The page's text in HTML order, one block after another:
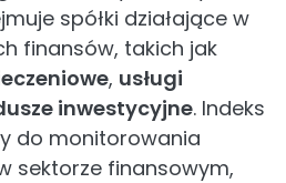
spółki działające w
finansów, takich jak
, usługi
inwestycyjne. Indeks
do monitorowania
sektorze finansowym,